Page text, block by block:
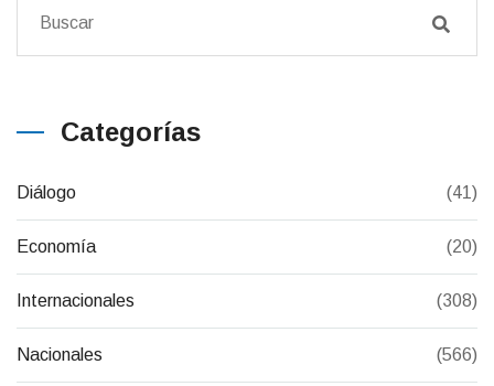
Categorías
Diálogo (41)
Economía (20)
Internacionales (308)
Nacionales (566)